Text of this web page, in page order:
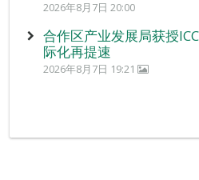
2026年8月7日 20:00
合作区产业发展局获授
际化再提速
2026年8月7日 19:21